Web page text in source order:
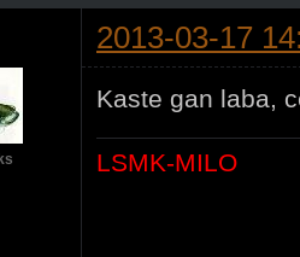
2013-03-17
Kaste gan laba,
LSMK-MILO